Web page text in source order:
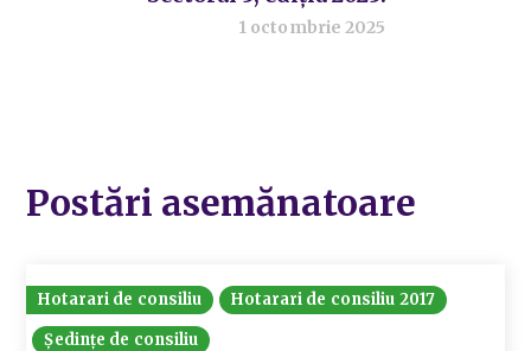
1 octombrie 2025
Postări asemănatoare
Hotarari de consiliu
Hotarari de consiliu 2017
Ședințe de consiliu